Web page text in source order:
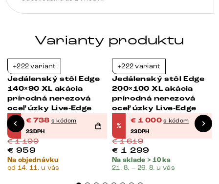
Varianty produktu
+222 variant
Jedálenský stôl Edge
140×90 XL akácia
prírodná nerezová
oceľ úzky Live-Edge
%
€ 738 s kódom
23DPH
€1 199
€ 959
Na objednávku
od 14. 11. u vás
+222 variant
Jedálenský stôl Edge
200×100 XL akácia
prírodná nerezová
oceľ úzky Live-Edge
%
€ 1 000 s kódom
23DPH
€1 619
€ 1 299
Na sklade > 10 ks
21. 8. – 26. 8. u vás